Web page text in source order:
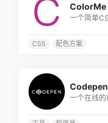
ColorMe
CSS 配色方案
Codepen